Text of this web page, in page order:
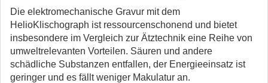
Die elektromechanische Gravur mit dem
HelioKlischograph ist ressourcenschonend und bietet
insbesondere im Vergleich zur Ätztechnik eine Reihe von
umweltrelevanten Vorteilen. Säuren und andere
schädliche Substanzen entfallen, der Energieeinsatz ist
geringer und es fällt weniger Makulatur an.